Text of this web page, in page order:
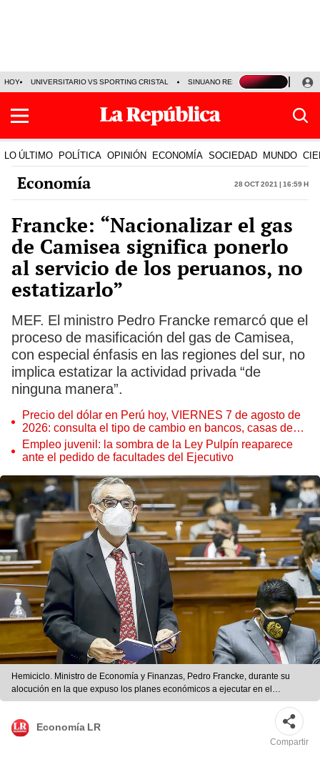
HOY UNIVERSITARIO VS SPORTING CRISTAL SINUANO RESULTADOS HOY
LO ÚLTIMO POLÍTICA OPINIÓN ECONOMÍA SOCIEDAD MUNDO
Economía 28 Oct 2021 | 16:59 h
Francke: “Nacionalizar el gas
de Camisea significa ponerlo
al servicio de los peruanos, no
estatizarlo”
MEF. El ministro Pedro Francke remarcó que el
proceso de masificación del gas de Camisea,
con especial énfasis en las regiones del sur, no
implica estatizar la actividad privada “de
ninguna manera”.
Precio del dólar en Perú hoy, VIERNES 7 de agosto de
2026: consulta el tipo de cambio en bancos, casas de
cambio y plataformas digitales
Empleo juvenil: la sombra de la Ley Pulpín reaparece
ante el pedido de facultades del Ejecutivo
Hemiciclo. Ministro de Economía y Finanzas, Pedro Francke, durante su
alocución en la que expuso los planes económicos a ejecutar en el
gobierno de Pedro Castillo Terrones. Foto: difusión
Economía LR
Compartir